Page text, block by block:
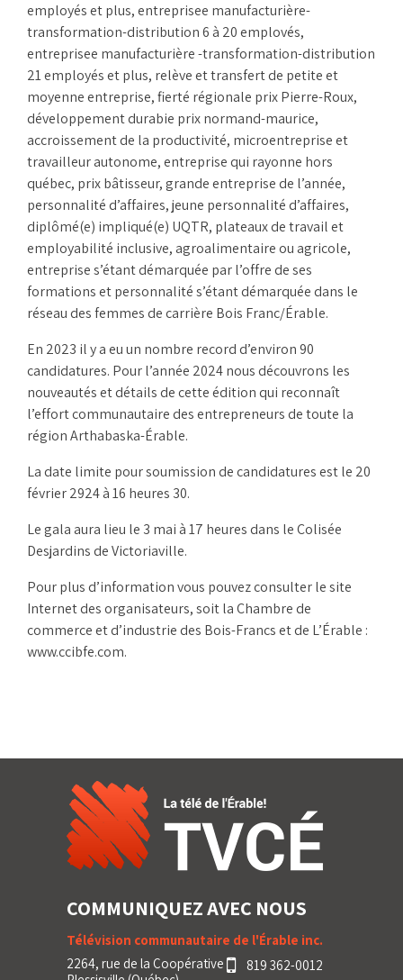
employés et plus, entreprisee manufacturière-
transformation-distribution 6 à 20 emplovés,
entreprisee manufacturière -transformation-distribution
21 employés et plus, relève et transfert de petite et
moyenne entreprise, fierté régionale prix Pierre-Roux,
développement durabie prix normand-maurice,
accroissement de la productivité, microentreprise et
travailleur autonome, entreprise qui rayonne hors
québec, prix bâtisseur, grande entreprise de l’année,
personnalité d’affaires, jeune personnalité d’affaires,
diplômé(e) impliqué(e) UQTR, plateaux de travail et
employabilité inclusive, agroalimentaire ou agricole,
entreprise s’étant démarquée par l’offre de ses
formations et personnalité s’étant démarquée dans le
réseau des femmes de carrière Bois Franc/Érable.
En 2023 il y a eu un nombre record d’environ 90
candidatures. Pour l’année 2024 nous découvrons les
nouveautés et détails de cette édition qui reconnaît
l’effort communautaire des entrepreneurs de toute la
région Arthabaska-Érable.
La date limite pour soumission de candidatures est le 20
février 2924 à 16 heures 30.
Le gala aura lieu le 3 mai à 17 heures dans le Colisée
Desjardins de Victoriaville.
Pour plus d’information vous pouvez consulter le site
Internet des organisateurs, soit la Chambre de
commerce et d’industrie des Bois-Francs et de L’Érable :
www.ccibfe.com.
COMMUNIQUEZ AVEC NOUS
Télévision communautaire de l'Érable inc.
2264, rue de la Coopérative
819 362-0012